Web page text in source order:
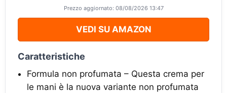
Prezzo aggiornato: 08/08/2026 13:47
VEDI SU AMAZON
Caratteristiche
Formula non profumata – Questa crema per
le mani è la nuova variante non profumata